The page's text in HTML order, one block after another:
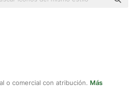
o comercial con atribución. Más